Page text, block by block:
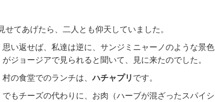
せてあげたら、二人とも仰天していました。
思い返せば、 私達は逆に、サンジミニャーノのような景色
がジョージアで見られると聞いて、見に来たのでした。
村の食堂でのランチは、ハチャプリです。
でもチーズの代わりに、お肉（ハーブが混ざったスパイシ